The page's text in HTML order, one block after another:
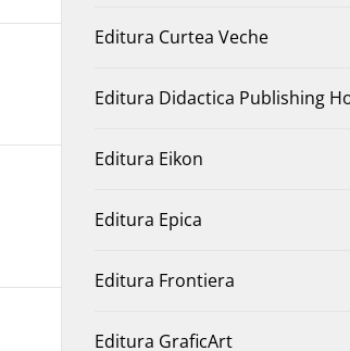
Editura Curtea Veche
Editura Didactica Publishing
Editura Eikon
Editura Epica
Editura Frontiera
Editura GraficArt